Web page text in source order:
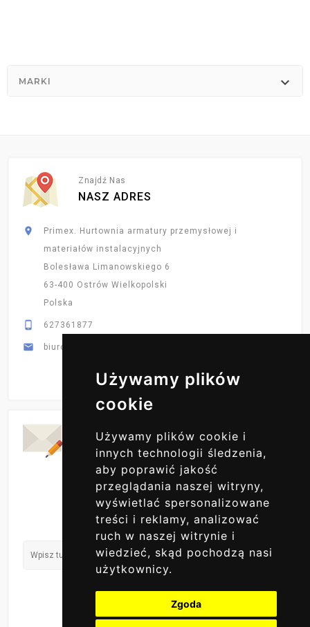
Używamy plików
cookie
Używamy plików cookie i
innych technologii śledzenia,
aby poprawić jakość
przeglądania naszej witryny,
wyświetlać spersonalizowane
treści i reklamy, analizować
ruch w naszej witrynie i
wiedzieć, skąd pochodzą nasi
użytkownicy.
Zgoda
MARKI 
Znajdź Nas
NASZ ADRES

Primex. Hurtownia armatury przemysłowej i
materiałów instalacyjnych
Bolesława Limanowskiego 6
63-400 Ostrów Wielkopolski
Polska
 627361877
 biuro@primex-hurt.pl
Codzienne Aktualizacje
ZAPISZ SIĘ DO NAS